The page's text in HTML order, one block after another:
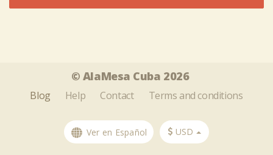
© AlaMesa Cuba 2026
Blog Help Contact Terms and conditions
Ver en Español USD